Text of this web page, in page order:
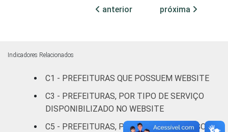
100 mil
Mais de
habitantes
Fonte: CGI.br/NIC.br, Centro Regional de
anterior próxima
Indicadores Relacionados
C1 - PREFEITURAS QUE POSSUEM WEBSITE
C3 - PREFEITURAS, POR TIPO DE SERVIÇO
DISPONIBILIZADO NO WEBSITE
C5 - PREFEITURAS, POR TIPO DE RECURSO